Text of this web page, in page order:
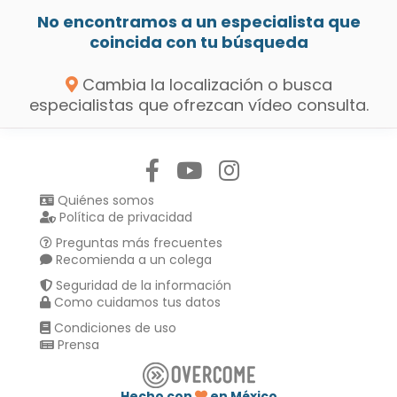
No encontramos a un especialista que
coincida con tu búsqueda
Cambia la localización o busca
especialistas que ofrezcan vídeo consulta.
Quiénes somos
Política de privacidad
Preguntas más frecuentes
Recomienda a un colega
Seguridad de la información
Como cuidamos tus datos
Condiciones de uso
Prensa